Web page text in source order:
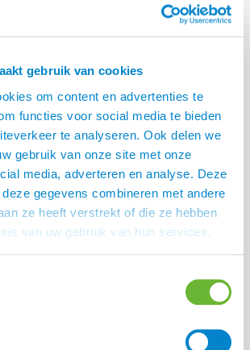
gebruik van cookies
om content en advertenties te
functies voor social media te bieden
te analyseren. Ook delen we
gebruik van onze site met onze
media, adverteren en analyse. Deze
gegevens combineren met andere
ze heeft verstrekt of die ze hebben
van uw gebruik van hun services.
Paard